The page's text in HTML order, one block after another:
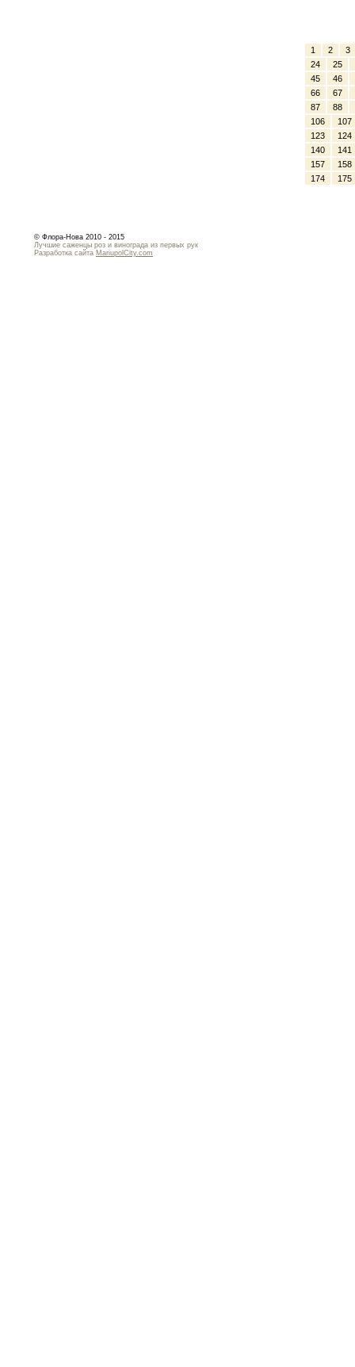
1 2
3
24
25
45
46
66
67
87
88
106
107
123
124
140
141
157
158
174
175
© Флора-Нова 2010 - 2015
Лучшие саженцы роз и винограда из первых рук
Разработка сайта MariupolCity.com